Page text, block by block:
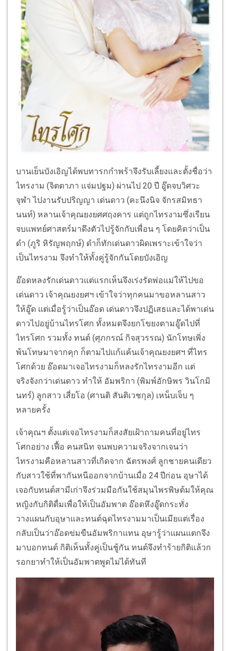
บานเย็นบังเอิญได้พบทารกกำพร้าจึงรับเลี้ยงและตั้งชื่อว่า
ไทรงาม (จิตตาภา แจ่มปฐม) ผ่านไป 20 ปี อู๊ดจบวิศวะ
จุฬา ไปงานรับปริญญา เด่นดาว (คะนึงนิจ จักรสมิทธา
นนท์) หลานเจ้าคุณยงยศศฤงคาร แต่ถูกไทรงามซึ่งเรียน
จบแพทย์ศาสตร์มาดึงตัวไปรู้จักกับเพื่อน ๆ โดยคิดว่าเป็น
ดำ (ภูริ หิรัญพฤกษ์) ดำก็ทักเด่นดาวผิดเพราะเข้าใจว่า
เป็นไทรงาม จึงทำให้ทั้งคู่รู้จักกันโดยบังเอิญ
อ๊อดหลงรักเด่นดาวแต่แรกเห็นจึงเร่งรัดพ่อแม่ให้ไปขอ
เด่นดาว เจ้าคุณยงยศฯ เข้าใจว่าทุกคนมาขอหลานสาว
ให้อู๊ด แต่เมื่อรู้ว่าเป็นอ๊อด เด่นดาวจึงปฏิเสธและได้พาเด่น
ดาวไปอยู่บ้านไทรโศก ทั้งหมดจึงยกโขยงตามอู๊ดไปที่
ไทรโศก รวมทั้ง ทนต์ (ศุภกรณ์ กิจสุวรรณ) นักโทษเพิ่ง
พ้นโทษมาจากคุก ก็ตามไปแก้แค้นเจ้าคุณยงยศฯ ที่ไทร
โศกด้วย อ๊อดมาเจอไทรงามก็หลงรักไทรงามอีก แต่
จริงจังกว่าเด่นดาว ทำให้ อัมพริกา (พิมพ์อักษิพร วินโกมิ
นทร์) ลูกสาว เสี่ยโอ (ศานติ สันติเวชกุล) เหน็บเจ็บ ๆ
หลายครั้ง
เจ้าคุณฯ ตั้งแต่เจอไทรงามก็สงสัยเฝ้าถามคนที่อยู่ไทร
โศกอย่าง เฟื้อ คนสนิท จนพบความจริงจากเจนว่า
ไทรงามคือหลานสาวที่เกิดจาก ฉัตรพงศ์ ลูกชายคนเดียว
กับสาวใช้ที่พากันหนีออกจากบ้านเมื่อ 24 ปีก่อน อุษาได้
เจอกับทนต์สามีเก่าจึงร่วมมือกันใช้สมุนไพรพิษต้มให้คุณ
หญิงกับกิติดื่มเพื่อให้เป็นอัมพาต อ๊อดหึงอู๊ดกระทั่ง
วางแผนกับอุษาและทนต์ฉุดไทรงามมาเป็นเมียแต่เรื่อง
กลับเป็นว่าอ๊อดข่มขืนอัมพริกาแทน อุษารู้ว่าแผนแตกจึง
มาบอกทนต์ กิติเห็นทั้งคู่เป็นชู้กัน ทนต์จึงทำร้ายกิติแล้วก
รอกยาทำให้เป็นอัมพาตพูดไม่ได้ทันที